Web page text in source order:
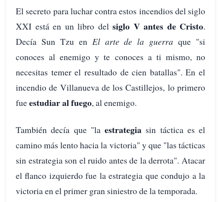
El secreto para luchar contra estos incendios del siglo
XXI está en un libro del siglo V antes de Cristo.
Decía Sun Tzu en El arte de la guerra que "si
conoces al enemigo y te conoces a ti mismo, no
necesitas temer el resultado de cien batallas". En el
incendio de Villanueva de los Castillejos, lo primero
fueestudiar al fuego, al enemigo.
También decía que "la estrategia sin táctica es el
camino más lento hacia la victoria" y que "las tácticas
sin estrategia son el ruido antes de la derrota". Atacar
el flanco izquierdo fue la estrategia que condujo a la
victoria en el primer gran siniestro de la temporada.